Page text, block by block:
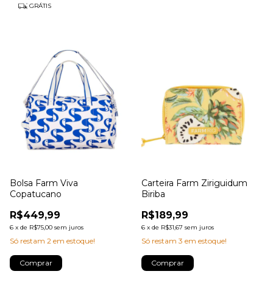
GRÁTIS
Bolsa Farm Viva
Copatucano
R$449,99
6 x de R$75,00 sem juros
Só restam 2 em estoque!
Carteira Farm Ziriguidum
Biriba
R$189,99
6 x de R$31,67 sem juros
Só restam 3 em estoque!